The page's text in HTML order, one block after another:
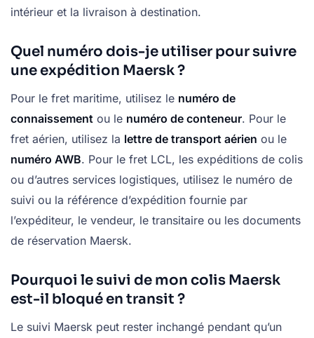
intérieur et la livraison à destination.
Quel numéro dois-je utiliser pour suivre
une expédition Maersk ?
Pour le fret maritime, utilisez le numéro de
connaissement ou le numéro de conteneur. Pour le
fret aérien, utilisez la lettre de transport aérien ou le
numéro AWB. Pour le fret LCL, les expéditions de colis
ou d’autres services logistiques, utilisez le numéro de
suivi ou la référence d’expédition fournie par
l’expéditeur, le vendeur, le transitaire ou les documents
de réservation Maersk.
Pourquoi le suivi de mon colis Maersk
est-il bloqué en transit ?
Le suivi Maersk peut rester inchangé pendant qu’un